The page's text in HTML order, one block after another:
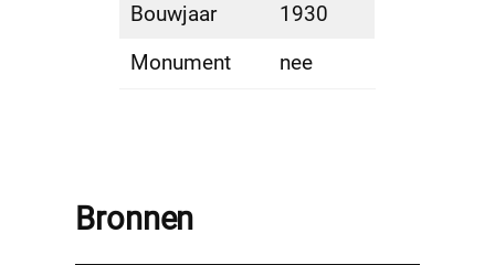
Bouwjaar
1930
Monument
nee
Bronnen